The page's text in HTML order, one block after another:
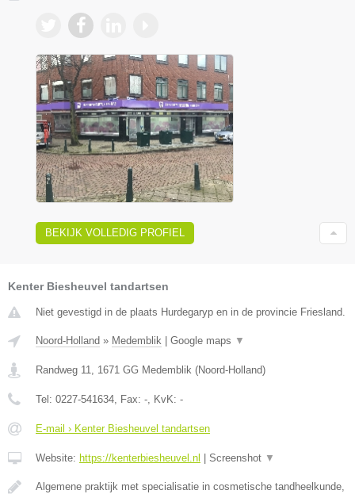
BEKIJK VOLLEDIG PROFIEL
Kenter Biesheuvel tandartsen
Niet gevestigd in de plaats Hurdegaryp en in de provincie Friesland.
Noord-Holland » Medemblik | Google maps ▼
Randweg 11 1671 GG Medemblik (Noord-Holland)
Tel: 0227-541634 , Fax: - , KvK: -
E-mail › Kenter Biesheuvel tandartsen
Website: https://kenterbiesheuvel.nl | Screenshot ▼
Algemene praktijk met specialisatie in cosmetische tandheelkunde,